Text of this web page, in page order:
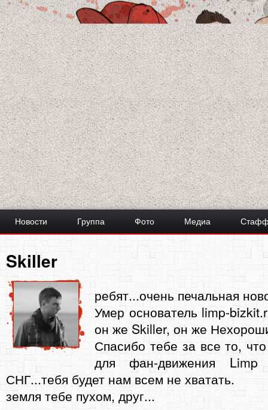
Новости Группа Фото Медиа
Skiller
ребят...очень печальная
Умер основатель limp-
он же Skiller, он же
Спасибо тебе за все то,
для фан-движения
СНГ...тебя будет нам всем не хватать.
земля тебе пухом, друг...